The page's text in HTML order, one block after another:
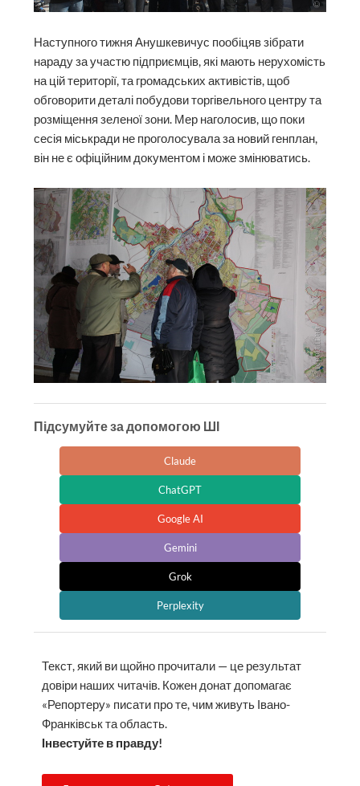
Наступного тижня Анушкевичус пообіцяв зібрати
нараду за участю підприємців, які мають нерухомість
на цій території, та громадських активістів, щоб
обговорити деталі побудови торгівельного центру та
розміщення зеленої зони. Мер наголосив, що поки
сесія міськради не проголосувала за новий генплан,
він не є офіційним документом і може змінюватись.
Підсумуйте за допомогою ШІ
Claude
ChatGPT
Google AI
Gemini
Grok
Perplexity
Текст, який ви щойно прочитали — це результат
довіри наших читачів. Кожен донат допомагає
«Репортеру» писати про те, чим живуть Івано-
Франківськ та область.
Інвестуйте в правду!